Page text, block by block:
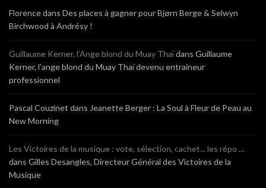
Florencedans Des places à gagner pour Bjørn Berge & Selwyn
Birchwood à Andrésy !
Guillaume Kerner, l’Ange blond du Muay Thaïdans Guillaume
Kerner, l’ange blond du Muay Thaï devenu entraineur
professionnel
Pascal Couzinet dans Jeanette Berger : La Soul à Fleur de Peau au
New Morning
Les Victoires de la musique : vote, sélection, cachet... les répo ...
dans Gilles Desangles, Directeur Général des Victoires de la
Musique